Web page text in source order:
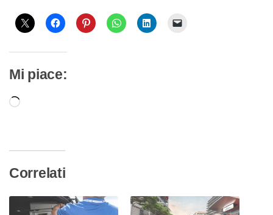
Mi piace:
Caricamento
Correlati